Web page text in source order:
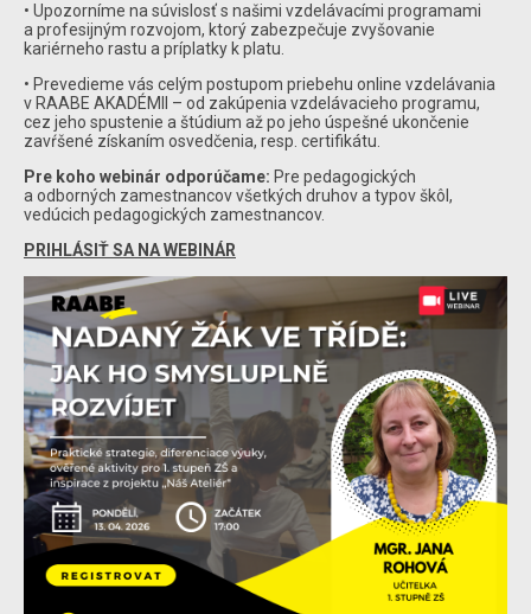
• Upozorníme na súvislosť s našimi vzdelávacími programami
a profesijným rozvojom, ktorý zabezpečuje zvyšovanie
kariérneho rastu a príplatky k platu.
• Prevedieme vás celým postupom priebehu online vzdelávania
v RAABE AKADÉMII – od zakúpenia vzdelávacieho programu,
cez jeho spustenie a štúdium až po jeho úspešné ukončenie
zavŕšené získaním osvedčenia, resp. certifikátu.
Pre koho webinár odporúčame: Pre pedagogických
a odborných zamestnancov všetkých druhov a typov škôl,
vedúcich pedagogických zamestnancov.
PRIHLÁSIŤ SA NA WEBINÁR